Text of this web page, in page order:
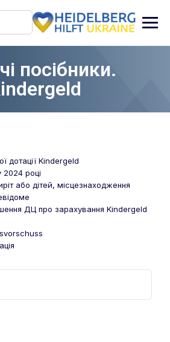
посібники.
дотації Kindergeld
2024 році
або дітей, місцезнаходження
ДЦ про зарахування Kindergeld